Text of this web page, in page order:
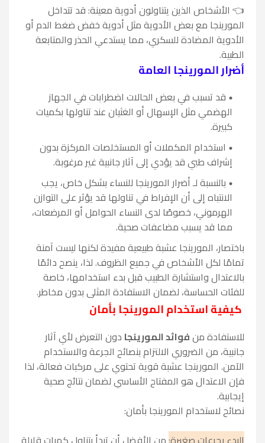
👈 الأشخاص الذين يتناولون أدوية معينة: قد تتداخل
المورينجا مع بعض الأدوية مثل أدوية خفض ضغط الدم أو
الأدوية المضادة للسكري، مما يستدعي الحذر والمتابعة
الطبية.
أضرار المورينجا العامة
قد تسبب في بعض الحالات اضطرابات في الجهاز
الهضمي مثل الإسهال أو الغثيان عند تناولها بكميات
كبيرة.
استخدام المكملات أو المستخلصات المركزة بدون
إشراف طبي قد يؤدي إلى آثار جانبية غير مرغوبة.
بالنسبة لـ أضرار المورينجا للنساء بشكل خاص، يجب
الانتباه إلى أن الإفراط في تناولها قد يؤثر على التوازن
الهرموني، خصوصًا لدى النساء الحوامل أو المرضعات،
مما قد يسبب مضاعفات صحية.
باختصار، المورينجا عشبة طبيعية مفيدة لكنها ليست آمنة
تمامًا لكل الأشخاص في جميع الظروف. لذا، ينصح دائمًا
بالاعتدال واستشارة الطبيب قبل بدء استخدامها، خاصة
للفئات الحساسة، لضمان الاستفادة المثلى بدون مخاطر.
كيفية استخدام المورينجا بأمان
للاستفادة منفوائد المورينجا دون التعرض لأي آثار
جانبية، من الضروري الالتزام بنصائح الجرعة والاستخدام
الآمن. المورينجا عشبة قوية تحتوي على مركبات فعالة، لذا
فإن الاعتدال هو المفتاح الأساسي لضمان نتائج صحية
إيجابية.
نصائح لاستخدام المورينجا بأمان: